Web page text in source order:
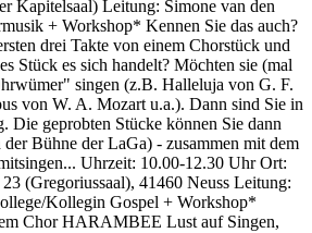
Kapitelsaal) Leitung: Simone van den
+ Workshop* Kennen Sie das auch?
drei Takte von einem Chorstück und
Stück es sich handelt? Möchten sie (mal
singen (z.B. Halleluja von G. F.
von W. A. Mozart u.a.). Dann sind Sie in
Die geprobten Stücke können Sie dann
Bühne der LaGa) - zusammen mit dem
Uhrzeit: 10.00-12.30 Uhr Ort:
(Gregoriussaal), 41460 Neuss Leitung:
Kollegin Gospel + Workshop*
Chor HARAMBEE Lust auf Singen,